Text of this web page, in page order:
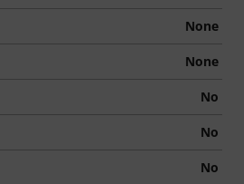
None
None
No
No
No